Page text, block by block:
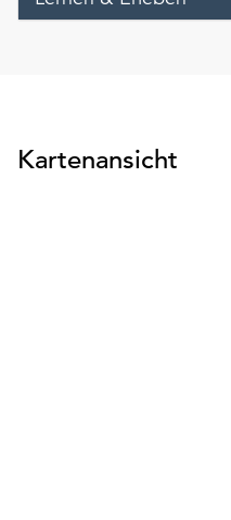
Kartenansicht